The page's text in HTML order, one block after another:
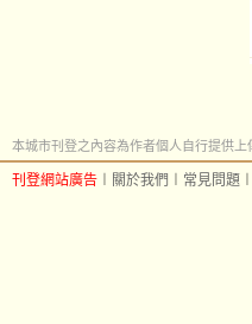
本城市刊登之內容為作者個人自行提供上
刊登網站廣告 關於我們 常見問題